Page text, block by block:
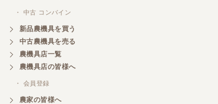
・ 中古 コンバイン
新品農機具を買う
中古農機具を売る
農機具店一覧
農機具店の皆様へ
・ 会員登録
農家の皆様へ